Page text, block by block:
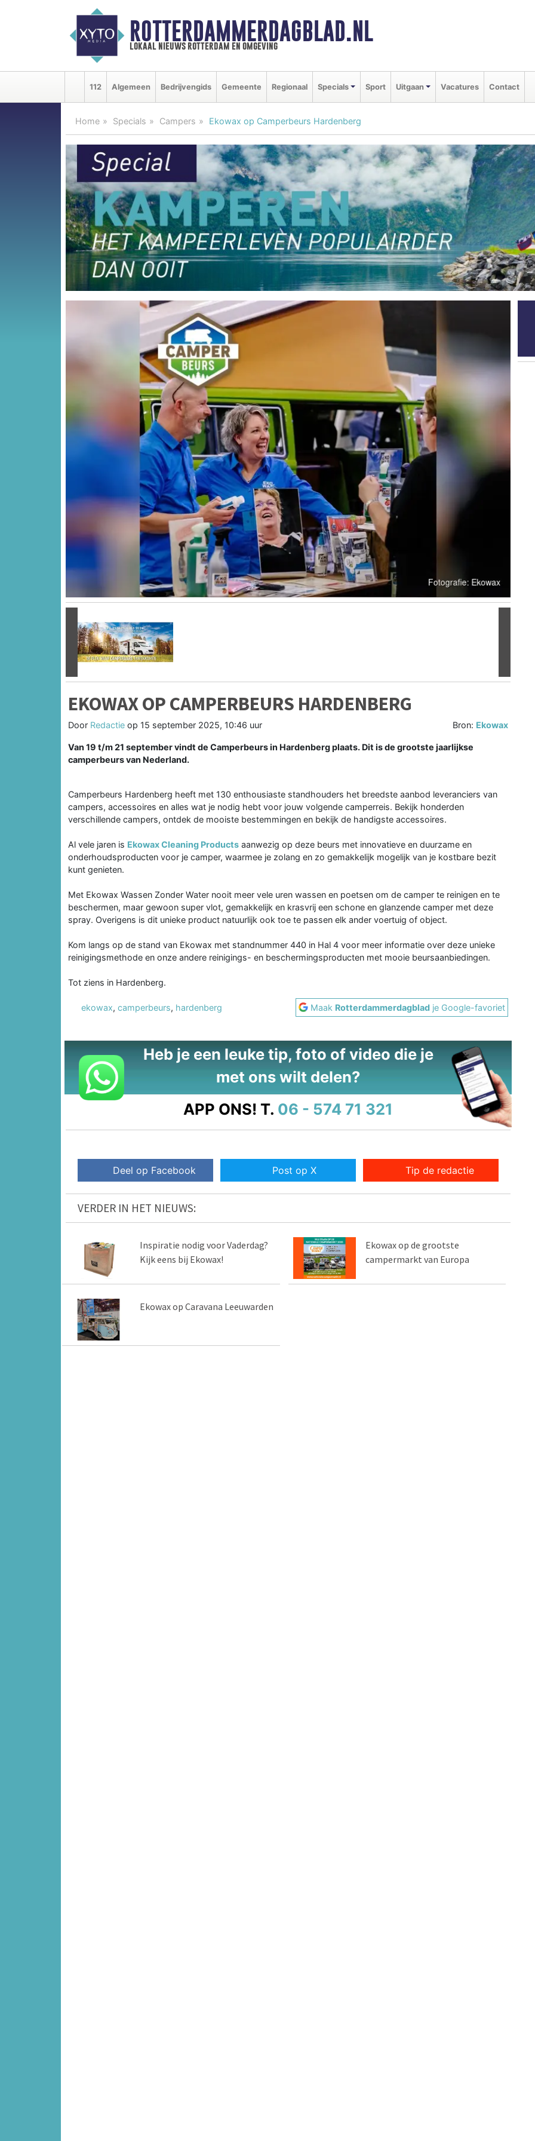
ROTTERDAMMERDAGBLAD.NL
lokaal nieuws rotterdam en omgeving
112 Algemeen Bedrijvengids Gemeente Regionaal Specials Sport Uitgaan Vacatures Contact
Home Specials Campers Ekowax op Camperbeurs Hardenberg
Vorige
EKOWAX OP CAMPERBEURS HARDENBERG
Door Redactie op 15 september 2025, 10:46 uur Bron: Ekowax
Van 19 t/m 21 september vindt de Camperbeurs in Hardenberg plaats. Dit is de grootste jaarlijkse
camperbeurs van Nederland.
Camperbeurs Hardenberg heeft met 130 enthousiaste standhouders het breedste aanbod leveranciers van
campers, accessoires en alles wat je nodig hebt voor jouw volgende camperreis. Bekijk honderden
verschillende campers, ontdek de mooiste bestemmingen en bekijk de handigste accessoires.
Al vele jaren is Ekowax Cleaning Products aanwezig op deze beurs met innovatieve en duurzame en
onderhoudsproducten voor je camper, waarmee je zolang en zo gemakkelijk mogelijk van je kostbare bezit
kunt genieten.
Met Ekowax Wassen Zonder Water nooit meer vele uren wassen en poetsen om de camper te reinigen en te
beschermen, maar gewoon super vlot, gemakkelijk en krasvrij een schone en glanzende camper met deze
spray. Overigens is dit unieke product natuurlijk ook toe te passen elk ander voertuig of object.
Kom langs op de stand van Ekowax met standnummer 440 in Hal 4 voor meer informatie over deze unieke
reinigingsmethode en onze andere reinigings- en beschermingsproducten met mooie beursaanbiedingen.
Tot ziens in Hardenberg.
ekowax, camperbeurs, hardenberg Maak Rotterdammerdagblad je Google-favoriet
Heb je een leuke tip, foto of video die je
met ons wilt delen?
APP ONS! T. 06 - 574 71 321
Deel op Facebook Post op X Tip de redactie
VERDER IN HET NIEUWS:
Inspiratie nodig voor Vaderdag?
Kijk eens bij Ekowax!
Ekowax op de grootste
campermarkt van Europa
Ekowax op Caravana Leeuwarden